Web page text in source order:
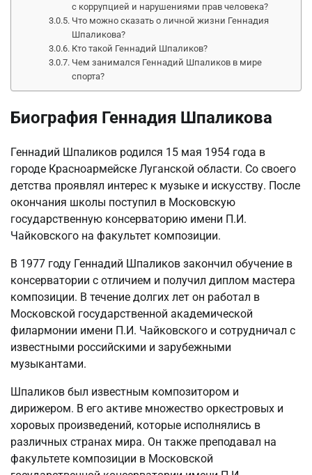
с коррупцией и нарушениями прав человека?
Что можно сказать о личной жизни Геннадия
Шпаликова?
Кто такой Геннадий Шпаликов?
Чем занимался Геннадий Шпаликов в мире
спорта?
Биография Геннадия Шпаликова
Геннадий Шпаликов родился 15 мая 1954 года в
городе Красноармейске Луганской области. Со своего
детства проявлял интерес к музыке и искусству. После
окончания школы поступил в Московскую
государственную консерваторию имени П.И.
Чайковского на факультет композиции.
В 1977 году Геннадий Шпаликов закончил обучение в
консерватории с отличием и получил диплом мастера
композиции. В течение долгих лет он работал в
Московской государственной академической
филармонии имени П.И. Чайковского и сотрудничал с
известными российскими и зарубежными
музыкантами.
Шпаликов был известным композитором и
дирижером. В его активе множество оркестровых и
хоровых произведений, которые исполнялись в
различных странах мира. Он также преподавал на
факультете композиции в Московской